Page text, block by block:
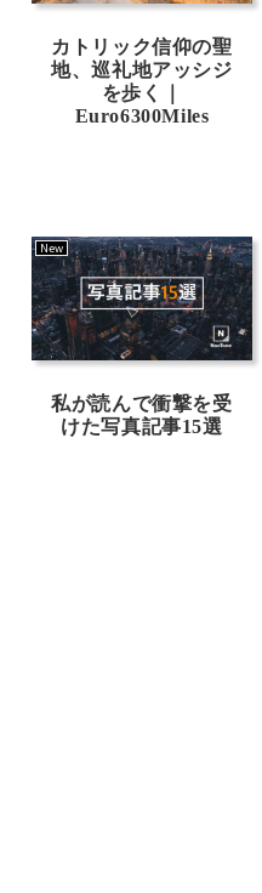
カトリック信仰の聖
地、巡礼地アッシジ
を歩く｜
Euro6300Miles
New
私が読んで衝撃を受
けた写真記事15選